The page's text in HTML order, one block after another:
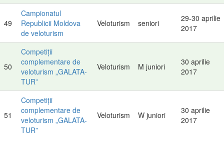
49
Campionatul
Republicii Moldova
de veloturism
Veloturism seniori
29-30 aprilie
2017
50
Competiții
complementare de
veloturism „GALATA-
TUR”
Veloturism M juniori
30 aprilie
2017
51
Competiții
complementare de
veloturism „GALATA-
TUR”
Veloturism W juniori
30 aprilie
2017